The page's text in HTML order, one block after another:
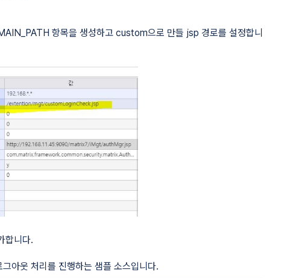
항목을 생성하고 custom으로 만들 jsp 경로를 설정합니
합니다.
아웃 처리를 진행하는 샘플 소스입니다.